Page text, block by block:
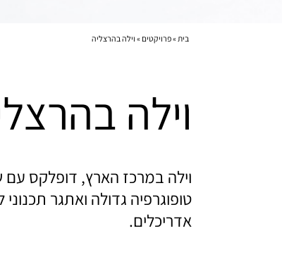
בית »פרויקטים» וילה בהרצליה
וילה
וילה במרכז הארץ, דופלקס
טופוגרפיה גדולה ואתגר
אדריכלים.